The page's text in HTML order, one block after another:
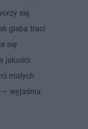
się
gleba traci
się
jakości.
małych
– wyjaśnia